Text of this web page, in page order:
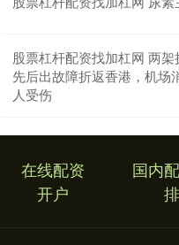
股票杠杆配资找加杠网 两
先后出故障折返香港，机场
人受伤
在线配资
开户
国内